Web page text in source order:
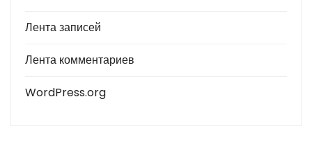
Лента записей
Лента комментариев
WordPress.org